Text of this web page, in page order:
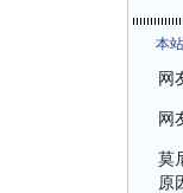
本
网
网
莫
原